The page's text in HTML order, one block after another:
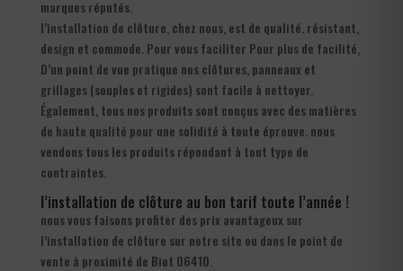
marques réputés.
l’installation de clôture, chez nous, est de qualité. résistant,
design et commode. Pour vous faciliter Pour plus de facilité,
D’un point de vue pratique nos clôtures, panneaux et
grillages (souples et rigides) sont facile à nettoyer.
Également, tous nos produits sont conçus avec des matières
de haute qualité pour une solidité à toute épreuve. nous
vendons tous les produits répondant à tout type de
contraintes.
l’installation de clôture au bon tarif toute l’année !
nous vous faisons profiter des prix avantageux sur
l’installation de clôture sur notre site ou dans le point de
vente à proximité de Biot 06410.